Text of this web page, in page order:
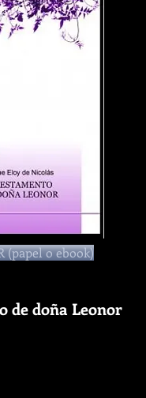
(papel o ebook)
de doña Leonor